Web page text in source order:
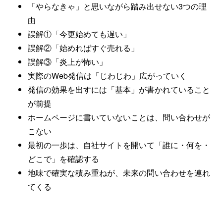
「やらなきゃ」と思いながら踏み出せない3つの理
由
誤解①「今更始めても遅い」
誤解②「始めればすぐ売れる」
誤解③「炎上が怖い」
実際のWeb発信は「じわじわ」広がっていく
発信の効果を出すには「基本」が書かれていること
が前提
ホームページに書いていないことは、問い合わせが
こない
最初の一歩は、自社サイトを開いて「誰に・何を・
どこで」を確認する
地味で確実な積み重ねが、未来の問い合わせを連れ
てくる